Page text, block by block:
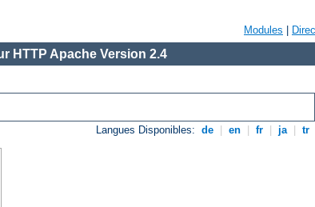
Modules
HTTP Apache Version 2.4
Langues Disponibles: de en fr ja tr